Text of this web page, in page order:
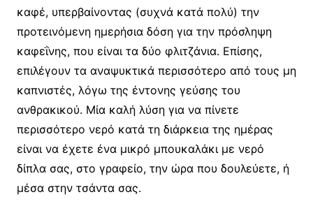
καφέ, υπερβαίνοντας (συχνά κατά πολύ) την
προτεινόμενη ημερήσια δόση για την πρόσληψη
καφεΐνης, που είναι τα δύο φλιτζάνια. Eπίσης,
επιλέγουν τα αναψυκτικά περισσότερο από τους μη
καπνιστές, λόγω της έντονης γεύσης του
ανθρακικού. Mία καλή λύση για να πίνετε
περισσότερο νερό κατά τη διάρκεια της ημέρας
είναι να έχετε ένα μικρό μπουκαλάκι με νερό
δίπλα σας, στο γραφείο, την ώρα που δουλεύετε, ή
μέσα στην τσάντα σας.